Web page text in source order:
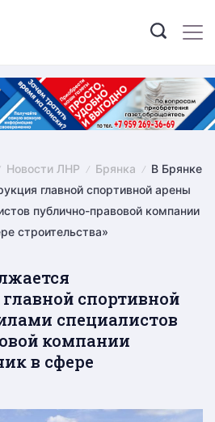
Новости ЛНР Брянка
В Брянке
главной спортивной арены
публично-правовой компании
строительства»
спортивной
специалистов
компании
в сфере